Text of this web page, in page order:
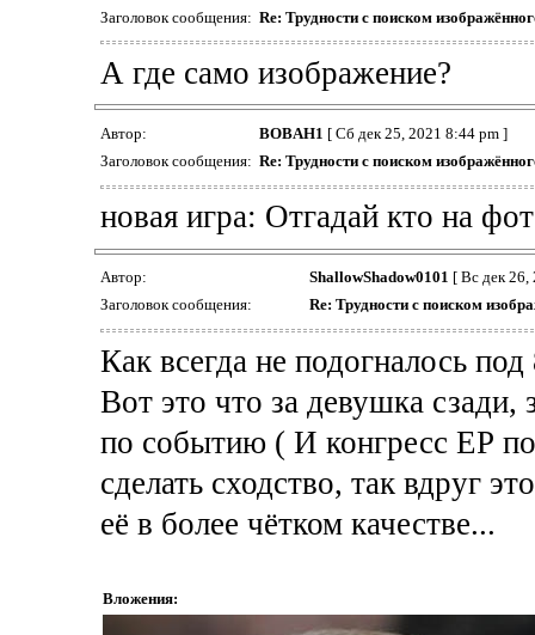
Заголовок сообщения: Re: Трудности с поиском
А где само изображение?
Автор: BOBAH1 [ Сб дек 25, 2021 8:44 pm ]
Заголовок сообщения: Re: Трудности с поиском
новая игра: Отгадай кто на
Автор: ShallowShadow0101 [ Вс дек 26,
Заголовок сообщения:
Re: Трудности с поиском
Как всегда не подогналось
Вот это что за девушка
по событию ( И конгресс ЕР
сделать сходство, так вдруг
её в более чётком качестве...
Вложения: